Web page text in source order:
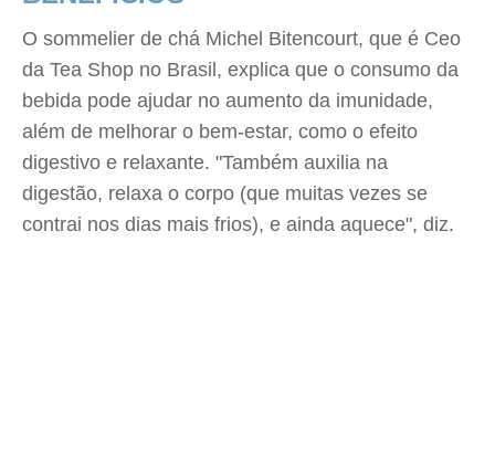
O sommelier de chá Michel Bitencourt, que é Ceo
da Tea Shop no Brasil, explica que o consumo da
bebida pode ajudar no aumento da imunidade,
além de melhorar o bem-estar, como o efeito
digestivo e relaxante. "Também auxilia na
digestão, relaxa o corpo (que muitas vezes se
contrai nos dias mais frios), e ainda aquece", diz.